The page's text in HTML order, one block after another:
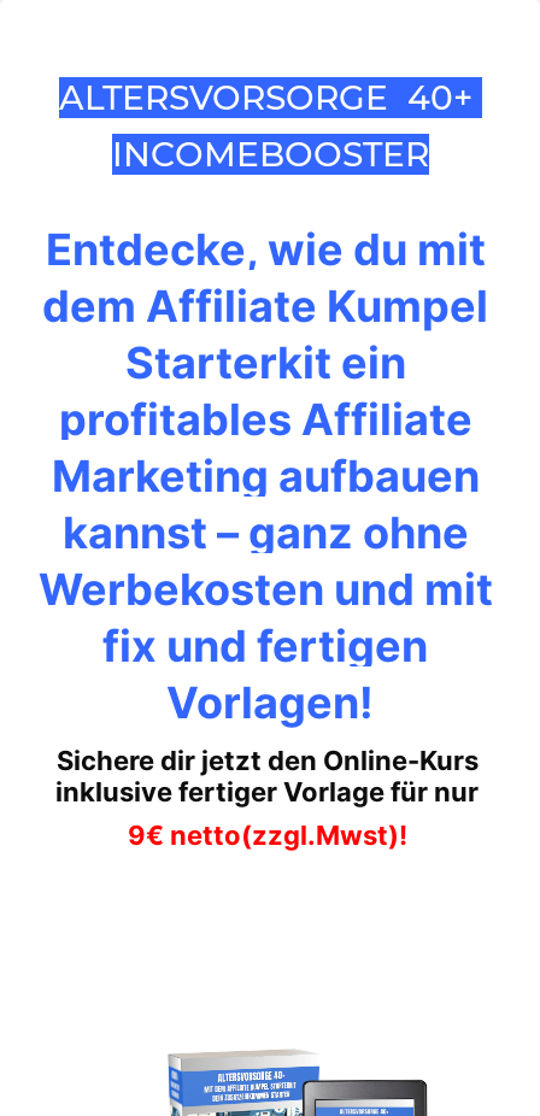
ALTERSVORSORGE 40+
INCOMEBOOSTER
Entdecke, wie du mit
dem Affiliate Kumpel
Starterkit ein
profitables Affiliate
Marketing aufbauen
kannst – ganz ohne
Werbekosten und mit
fix und fertigen
Vorlagen!
Sichere dir jetzt den Online-Kurs
inklusive fertiger Vorlage für nur
9€ netto(zzgl.Mwst)!